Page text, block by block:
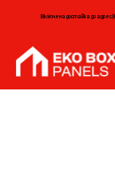
Включена доставка до адрес